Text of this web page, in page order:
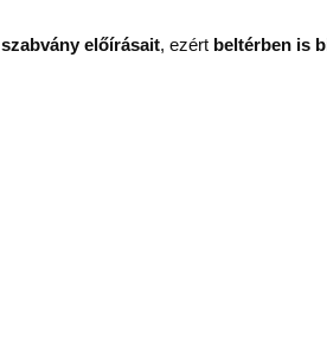
előírásait, ezért beltérben is